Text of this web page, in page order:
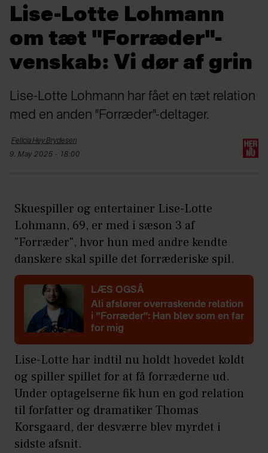
Lise-Lotte Lohmann
om tæt "Forræder"-
venskab: Vi dør af grin
Lise-Lotte Lohmann har fået en tæt relation
med en anden "Forræder"-deltager.
Felicia HeyBrydesen
9. May 2025 - 18:00
Skuespiller og entertainer Lise-Lotte
Lohmann, 69, er med i sæson 3 af
"Forræder", hvor hun med andre kendte
danskere skal spille det forræderiske spil.
LÆS OGSÅ
Ali afslører overraskende relation
i “Forræder”: Han blev som en far
for mig
Lise-Lotte har indtil nu holdt hovedet koldt
og spiller spillet for at få forræderne ud.
Under optagelserne fik hun en god relation
til forfatter og dramatiker Thomas
Korsgaard, der desværre blev myrdet i
sidste afsnit.